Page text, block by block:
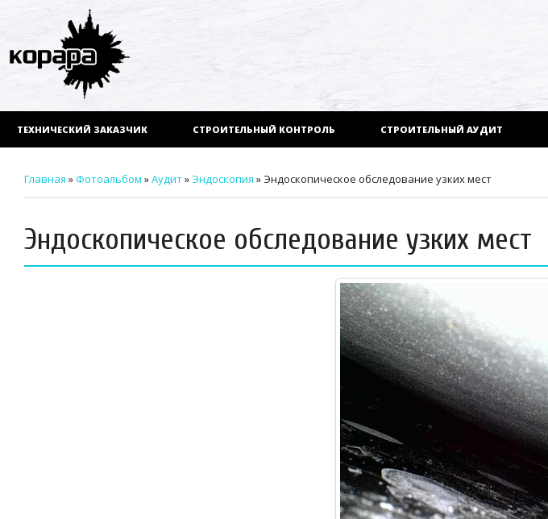
ТЕХНИЧЕСКИЙ ЗАКАЗЧИК СТРОИТЕЛЬНЫЙ КОНТРОЛЬ СТРОИТЕЛЬНЫЙ АУДИТ
Главная »Фотоальбом »Аудит» Эндоскопия » Эндоскопическое обследование узких мест
Эндоскопическое обследование узких мест